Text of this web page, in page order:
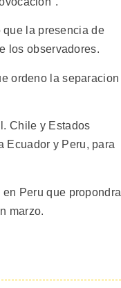
la presencia de
los observadores.
ordeno la separacion
Chile y Estados
Ecuador y Peru, para
Peru que propondra
marzo.